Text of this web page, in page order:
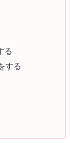
る
する